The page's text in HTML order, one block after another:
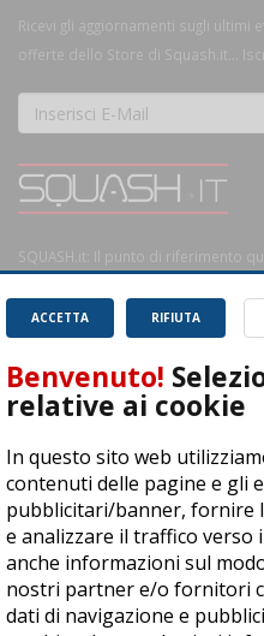
Ricevi gli aggiornamenti sugli ultimi
offerte dello Store di Squash.it...
SQUASH.it: Il punto di riferimento
RIFIUTA
ACCETTA
Benvenuto!
relative ai cookie
In questo sito web
contenuti delle pagine e gli
pubblicitari/banner, fornire
e analizzare il traffico verso
anche informazioni sul
nostri partner e/o fornitori
dati di navigazione e
04278030988
© Copyright 2015 | All Rights
Privacy Policy